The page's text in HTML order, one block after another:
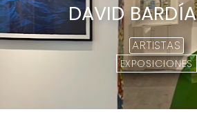
DAVID BARDÍA
ARTISTAS
EXPOSICIONES